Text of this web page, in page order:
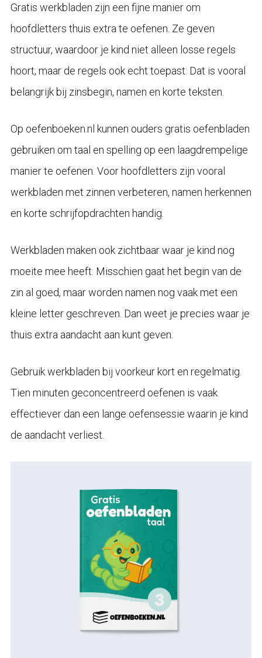
Gratis werkbladen zijn een fijne manier om
hoofdletters thuis extra te oefenen. Ze geven
structuur, waardoor je kind niet alleen losse regels
hoort, maar de regels ook echt toepast. Dat is vooral
belangrijk bij zinsbegin, namen en korte teksten.
Op oefenboeken.nl kunnen ouders gratis oefenbladen
gebruiken om taal en spelling op een laagdrempelige
manier te oefenen. Voor hoofdletters zijn vooral
werkbladen met zinnen verbeteren, namen herkennen
en korte schrijfopdrachten handig.
Werkbladen maken ook zichtbaar waar je kind nog
moeite mee heeft. Misschien gaat het begin van de
zin al goed, maar worden namen nog vaak met een
kleine letter geschreven. Dan weet je precies waar je
thuis extra aandacht aan kunt geven.
Gebruik werkbladen bij voorkeur kort en regelmatig.
Tien minuten geconcentreerd oefenen is vaak
effectiever dan een lange oefensessie waarin je kind
de aandacht verliest.